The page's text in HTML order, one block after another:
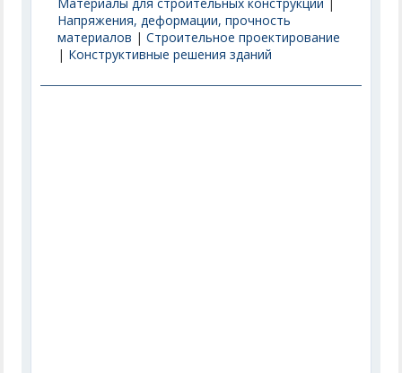
Напряжения, деформации, прочность
материалов |Строительное проектирование
| Конструктивные решения зданий